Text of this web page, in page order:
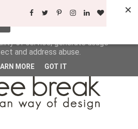
from Google to deliver its services
Your IP address and user-agent are
with performance and security
of service, generate usage
and address abuse.
MORE GOT IT